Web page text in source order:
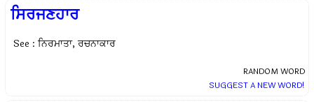
ਸਿਰਜਣਹਾਰ
See : ਨਿਰਮਾਤਾ, ਰਚਨਾਕਾਰ
RANDOM WORD
SUGGEST A NEW WORD!